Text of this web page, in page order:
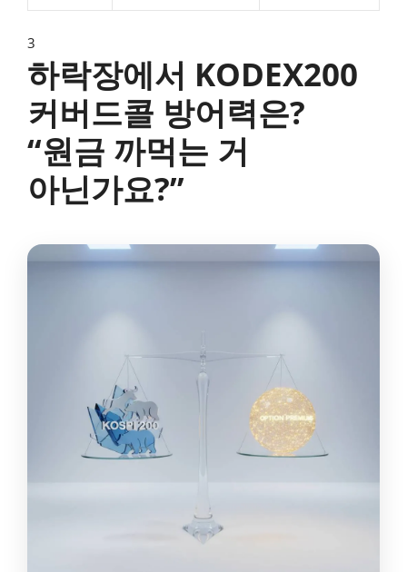
3
하락장에서 KODEX200
커버드콜 방어력은?
“원금 까먹는 거
아닌가요?”